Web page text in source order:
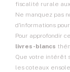
fiscalité rurale
Ne manquez pas
d'informations
Pour approfondir
livres-blancs
Que votre intérêt
les coteaux